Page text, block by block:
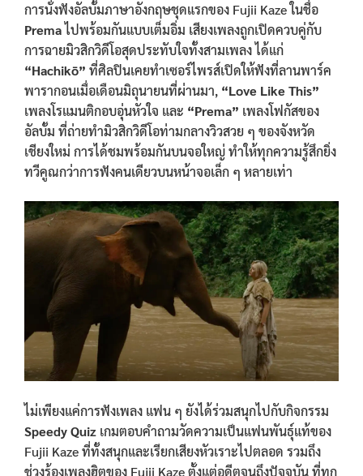
การนั่งฟังอัลบั้มภาษาอังกฤษชุดแรกของ Fujii Kaze ในชื่อ
Premaไปพร้อมกันแบบเต็มอิ่ม เสียงเพลงถูกเปิดควบคู่กับ
การฉายมิวสิกวิดีโอสุดประทับใจทั้งสามเพลง ได้แก่
“Hachikō” ที่ศิลปินเคยทำเซอร์ไพรส์เปิดให้ฟังที่ลานพาร์ค
พารากอนเมื่อเดือนมิถุนายนที่ผ่านมา, “Love Like This”
เพลงโรแมนติกอบอุ่นหัวใจ และ “Prema” เพลงโฟกัสของ
อัลบั้ม ที่ถ่ายทำมิวสิกวิดีโอท่ามกลางวิวสวย ๆ ของจังหวัด
เชียงใหม่ การได้ชมพร้อมกันบนจอใหญ่ ทำให้ทุกความรู้สึกยิ่ง
ทวีคูณกว่าการฟังคนเดียวบนหน้าจอเล็ก ๆ หลายเท่า
ไม่เพียงแค่การฟังเพลง แฟน ๆ ยังได้ร่วมสนุกไปกับกิจกรรม
Speedy Quiz เกมตอบคำถามวัดความเป็นแฟนพันธุ์แท้ของ
Fujii Kaze ที่ทั้งสนุกและเรียกเสียงหัวเราะไปตลอด รวมถึง
ช่วงร้องเพลงฮิตของ Fujii Kaze ตั้งแต่อดีตจนถึงปัจจุบัน ที่ทุก